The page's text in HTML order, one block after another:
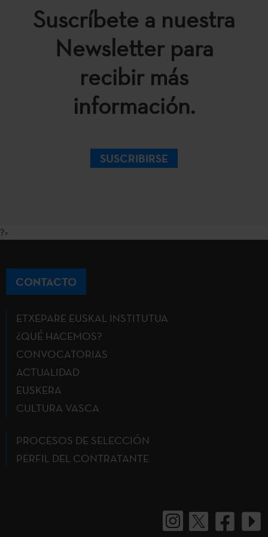
Suscríbete a nuestra
Newsletter para
recibir más
información.
SUSCRIBIRSE
?>
CONTACTO
ETXEPARE EUSKAL INSTITUTUA
¿QUÉ HACEMOS?
CONVOCATORIAS
ACTUALIDAD
EUSKERA
CULTURA VASCA
PROCESOS DE SELECCIÓN
PERFIL DEL CONTRATANTE